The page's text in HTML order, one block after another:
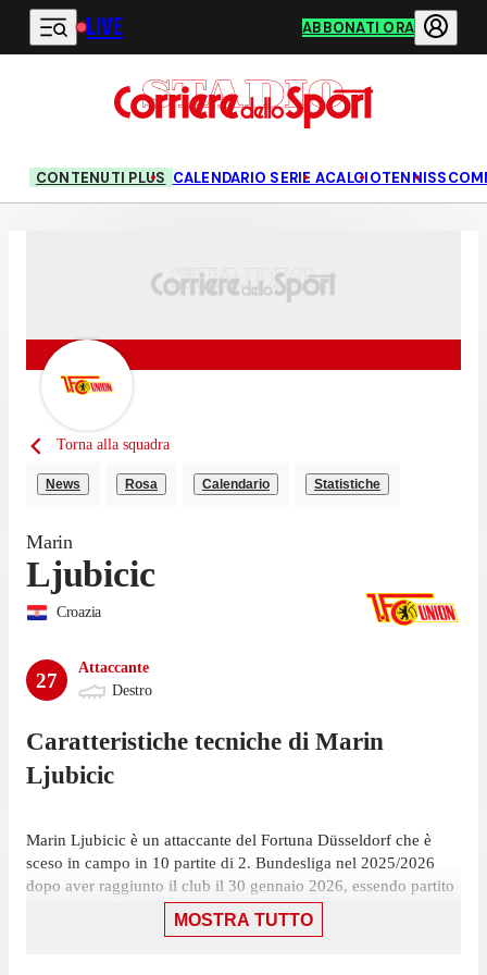
Vai al contenuto principale
LIVE ABBONATI ORA
CONTENUTI PLUS CALENDARIO SERIE ACALCIOTENNIS
Torna alla squadra
News Rosa Calendario Statistiche
Marin
Ljubicic
Croazia
27
Attaccante
Destro
Caratteristiche tecniche di Marin
Ljubicic
Marin Ljubicic è un attaccante del Fortuna Düsseldorf che è
sceso in campo in 10 partite di 2. Bundesliga nel 2025/2026
dopo aver raggiunto il club il 30 gennaio 2026, essendo partito
titolare in 6 di queste ed essendo stato utilizzato a partita in
MOSTRA TUTTO